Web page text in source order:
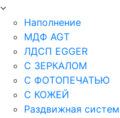
Наполнение
МДФ AGT
ЛДСП EGGER
С ЗЕРКАЛОМ
С ФОТОПЕЧАТЬЮ
С КОЖЕЙ
Раздвижная